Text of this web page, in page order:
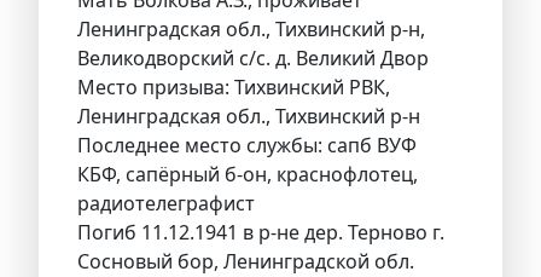
Ленинградская обл., Тихвинский р-н,
Великодворский с/с. д. Великий Двор
Место призыва: Тихвинский РВК,
Ленинградская обл., Тихвинский р-н
Последнее место службы: сапб ВУФ
КБФ, сапёрный б-он, краснофлотец,
радиотелеграфист
Погиб 11.12.1941 в р-не дер. Терново г.
Сосновый бор, Ленинградской обл.